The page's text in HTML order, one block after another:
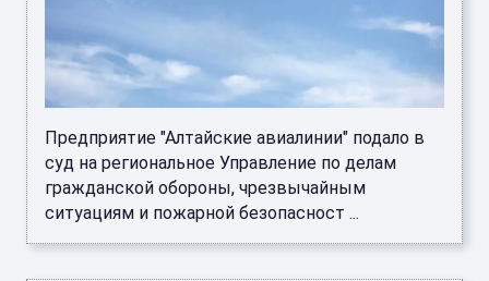
Предприятие "Алтайские авиалинии" подало в
суд на региональное Управление по делам
гражданской обороны, чрезвычайным
ситуациям и пожарной безопасност ...